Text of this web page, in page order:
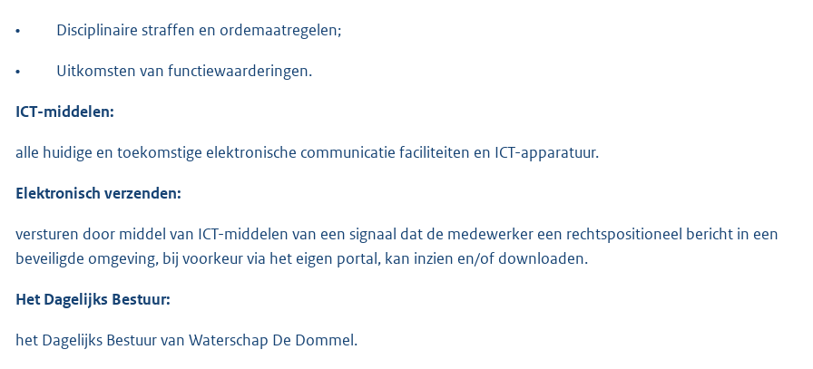
• Disciplinaire straffen en ordemaatregelen;
• Uitkomsten van functiewaarderingen.
ICT-middelen:
alle huidige en toekomstige elektronische communicatie faciliteiten en ICT-apparatuur.
Elektronisch verzenden:
versturen door middel van ICT-middelen van een signaal dat de medewerker een rechtspositioneel bericht in een
beveiligde omgeving, bij voorkeur via het eigen portal, kan inzien en/of downloaden.
Het Dagelijks Bestuur:
het Dagelijks Bestuur van Waterschap De Dommel.